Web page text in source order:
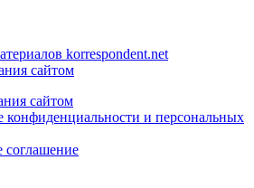
korrespondent.net
сайтом
сайтом
конфиденциальности и персональных
соглашение